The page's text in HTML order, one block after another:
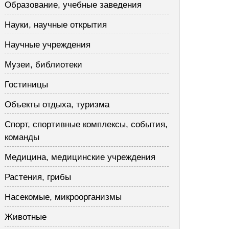
Образование, учебные заведения
Науки, научные открытия
Научные учреждения
Музеи, библиотеки
Гостиницы
Объекты отдыха, туризма
Спорт, спортивные комплексы, события,
команды
Медицина, медицинские учреждения
Растения, грибы
Насекомые, микроорганизмы
Животные